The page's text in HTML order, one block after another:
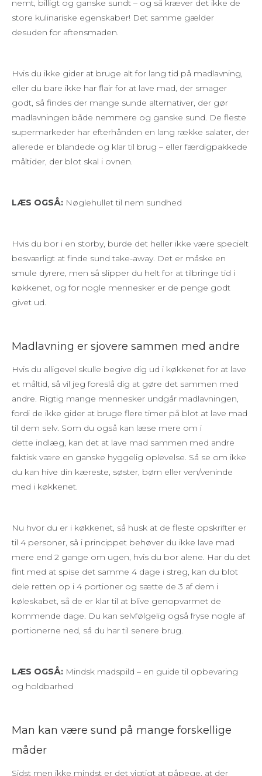
nemt, billigt og ganske sundt – og så kræver det ikke de
store kulinariske egenskaber! Det samme gælder
desuden for aftensmaden.
Hvis du ikke gider at bruge alt for lang tid på madlavning,
eller du bare ikke har flair for at lave mad, der smager
godt, så findes der mange sunde alternativer, der gør
madlavningen både nemmere og ganske sund. De fleste
supermarkeder har efterhånden en lang række salater, der
allerede er blandede og klar til brug – eller færdigpakkede
måltider, der blot skal i ovnen.
LÆS OGSÅ: Nøglehullet til nem sundhed
Hvis du bor i en storby, burde det heller ikke være specielt
besværligt at finde sund take-away. Det er måske en
smule dyrere, men så slipper du helt for at tilbringe tid i
køkkenet, og for nogle mennesker er de penge godt
givet ud.
Madlavning er sjovere sammen med andre
Hvis du alligevel skulle begive dig ud i køkkenet for at lave
et måltid, så vil jeg foreslå dig at gøre det sammen med
andre. Rigtig mange mennesker undgår madlavningen,
fordi de ikke gider at bruge flere timer på blot at lave mad
til dem selv. Som du også kan læse mere om i
dette indlæg, kan det at lave mad sammen med andre
faktisk være en ganske hyggelig oplevelse. Så se om ikke
du kan hive din kæreste, søster, børn eller ven/veninde
med i køkkenet.
Nu hvor du er i køkkenet, så husk at de fleste opskrifter er
til 4 personer, så i princippet behøver du ikke lave mad
mere end 2 gange om ugen, hvis du bor alene. Har du det
fint med at spise det samme 4 dage i streg, kan du blot
dele retten op i 4 portioner og sætte de 3 af dem i
køleskabet, så de er klar til at blive genopvarmet de
kommende dage. Du kan selvfølgelig også fryse nogle af
portionerne ned, så du har til senere brug.
LÆS OGSÅ: Mindsk madspild – en guide til opbevaring
og holdbarhed
Man kan være sund på mange forskellige
måder
Sidst men ikke mindst er det vigtigt at påpege, at der